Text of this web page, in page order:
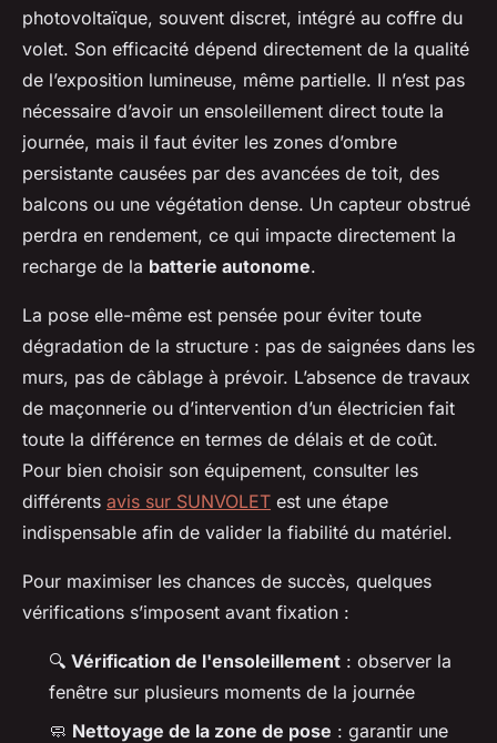
photovoltaïque, souvent discret, intégré au coffre du
volet. Son efficacité dépend directement de la qualité
de l’exposition lumineuse, même partielle. Il n’est pas
nécessaire d’avoir un ensoleillement direct toute la
journée, mais il faut éviter les zones d’ombre
persistante causées par des avancées de toit, des
balcons ou une végétation dense. Un capteur obstrué
perdra en rendement, ce qui impacte directement la
recharge de la batterie autonome.
La pose elle-même est pensée pour éviter toute
dégradation de la structure : pas de saignées dans les
murs, pas de câblage à prévoir. L’absence de travaux
de maçonnerie ou d’intervention d’un électricien fait
toute la différence en termes de délais et de coût.
Pour bien choisir son équipement, consulter les
différents avis sur SUNVOLET est une étape
indispensable afin de valider la fiabilité du matériel.
Pour maximiser les chances de succès, quelques
vérifications s’imposent avant fixation :
🔍 Vérification de l'ensoleillement : observer la
fenêtre sur plusieurs moments de la journée
🧼 Nettoyage de la zone de pose : garantir une